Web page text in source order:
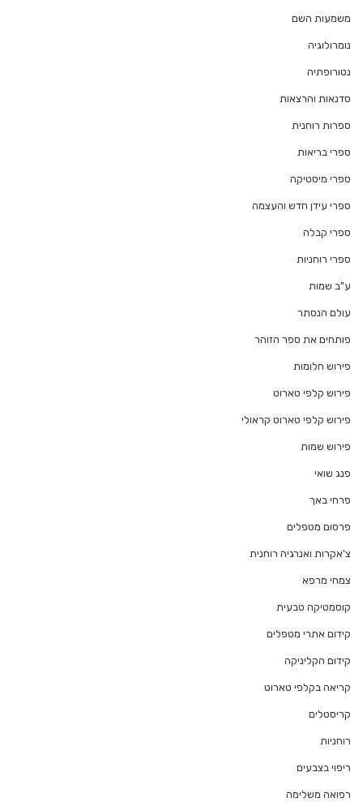
משמעות השם
נומרולוגיה
נטורופתיה
סדנאות והרצאות
ספרות רוחנית
ספרי בריאות
ספרי מיסטיקה
ספרי עידן חדש והעצמה
ספרי קבלה
ספרי רוחניות
ע"ב שמות
עולם הנסתר
פותחים את ספר הזוהר
פירוש חלומות
פירוש קלפי טארוט
פירוש קלפי טארוט קראולי
פירוש שמות
פנג שואי
פרחי באך
פרסום מטפלים
צ'אקרות ואנרגיה רוחנית
צמחי מרפא
קוסמטיקה טבעית
קידום אתרי מטפלים
קידום הקליניקה
קריאה בקלפי טארוט
קריסטלים
רוחניות
ריפוי בצבעים
רפואה משלימה